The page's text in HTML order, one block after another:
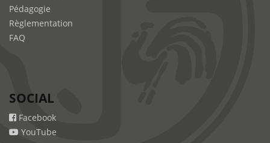
Pédagogie
Règlementation
FAQ
SOCIAL
Facebook
YouTube